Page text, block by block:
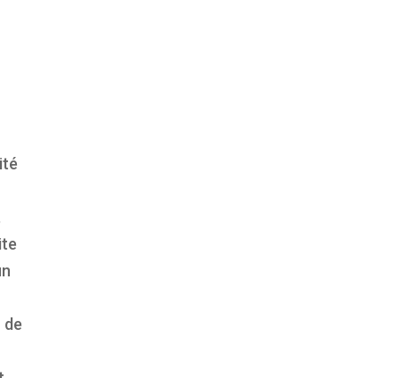
de